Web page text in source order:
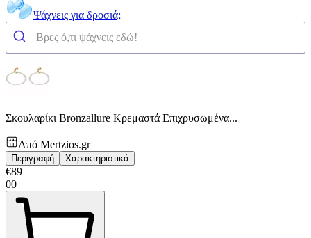
Ψάχνεις για δροσιά;
Σκουλαρίκι Bronzallure Κρεμαστά Επιχρυσωμένα...
Από Mertzios.gr
Περιγραφή Χαρακτηριστικά
€89
00